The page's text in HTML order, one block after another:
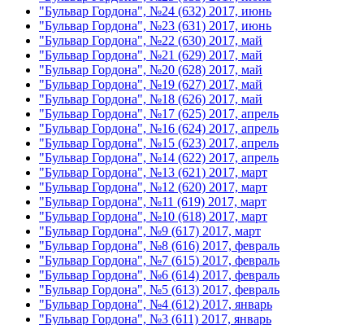
"Бульвар Гордона", №24 (632) 2017, июнь
"Бульвар Гордона", №23 (631) 2017, июнь
"Бульвар Гордона", №22 (630) 2017, май
"Бульвар Гордона", №21 (629) 2017, май
"Бульвар Гордона", №20 (628) 2017, май
"Бульвар Гордона", №19 (627) 2017, май
"Бульвар Гордона", №18 (626) 2017, май
"Бульвар Гордона", №17 (625) 2017, апрель
"Бульвар Гордона", №16 (624) 2017, апрель
"Бульвар Гордона", №15 (623) 2017, апрель
"Бульвар Гордона", №14 (622) 2017, апрель
"Бульвар Гордона", №13 (621) 2017, март
"Бульвар Гордона", №12 (620) 2017, март
"Бульвар Гордона", №11 (619) 2017, март
"Бульвар Гордона", №10 (618) 2017, март
"Бульвар Гордона", №9 (617) 2017, март
"Бульвар Гордона", №8 (616) 2017, февраль
"Бульвар Гордона", №7 (615) 2017, февраль
"Бульвар Гордона", №6 (614) 2017, февраль
"Бульвар Гордона", №5 (613) 2017, февраль
"Бульвар Гордона", №4 (612) 2017, январь
"Бульвар Гордона", №3 (611) 2017, январь